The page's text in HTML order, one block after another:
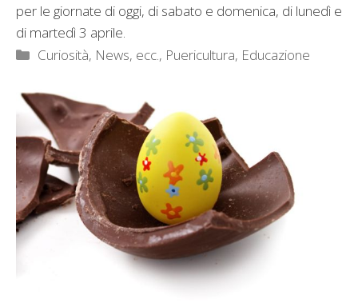
per le giornate di oggi, di sabato e domenica, di lunedì e
di martedì 3 aprile.
Categorie
Curiosità, News, ecc., Puericultura, Educazione